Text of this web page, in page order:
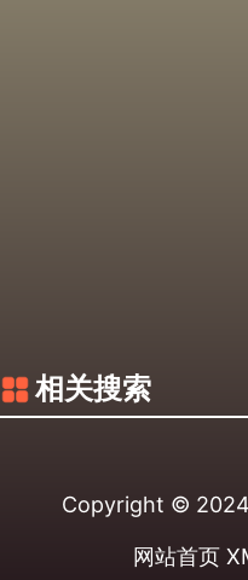
相关搜索
Copyright © 2024
网站首页